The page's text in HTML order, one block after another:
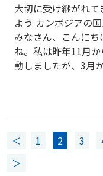
大切に受け継がれ
よう カンボジアの
みなさん、こんに
ね。私は昨年11月
動しましたが、3月
＜ 1 2 3
＞